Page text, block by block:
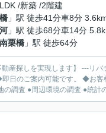
/新築 /2階建
」駅 徒歩41分車8分
」駅 徒歩68分車14分
南栗橋 」駅 徒歩64分
産探しを実現します】 ---リ
案内可能です。 ◆お客様のご
の調査 ●周辺環境の調査 ●統計